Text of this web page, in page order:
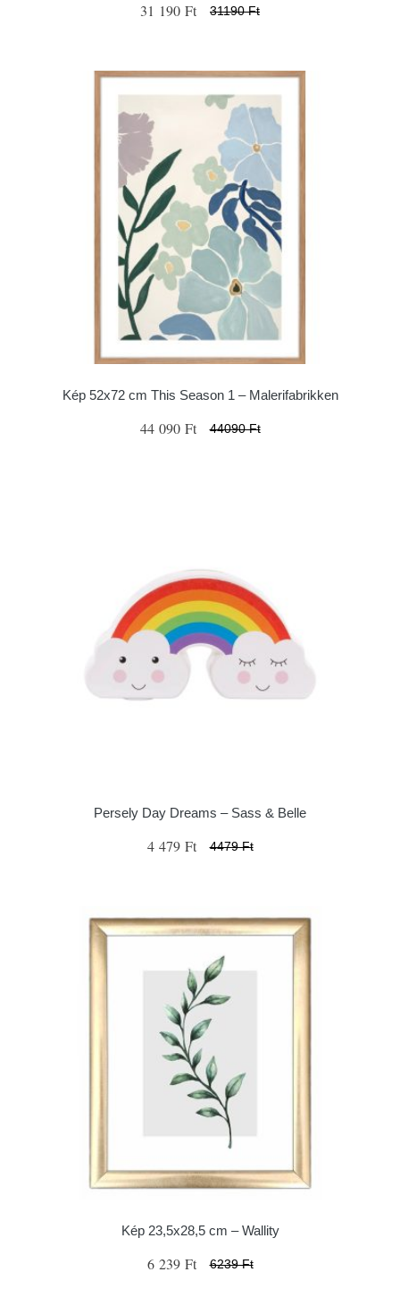
31 190 Ft 31190 Ft
Kép 52x72 cm This Season 1 – Malerifabrikken
44 090 Ft 44090 Ft
Persely Day Dreams – Sass & Belle
4 479 Ft 4479 Ft
Kép 23,5x28,5 cm – Wallity
6 239 Ft 6239 Ft